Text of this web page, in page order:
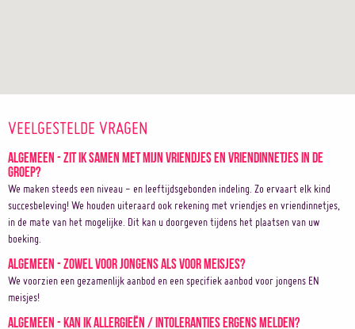
VEELGESTELDE VRAGEN
Algemeen - Zit ik samen met mijn vriendjes en vriendinnetjes in de
groep?
We maken steeds een niveau - en leeftijdsgebonden indeling. Zo ervaart elk kind
succesbeleving! We houden uiteraard ook rekening met vriendjes en vriendinnetjes,
in de mate van het mogelijke. Dit kan u doorgeven tijdens het plaatsen van uw
boeking.
Algemeen - Zowel voor jongens als voor meisjes?
We voorzien een gezamenlijk aanbod en een specifiek aanbod voor jongens EN
meisjes!
Algemeen - Kan ik allergieën / intoleranties ergens melden?